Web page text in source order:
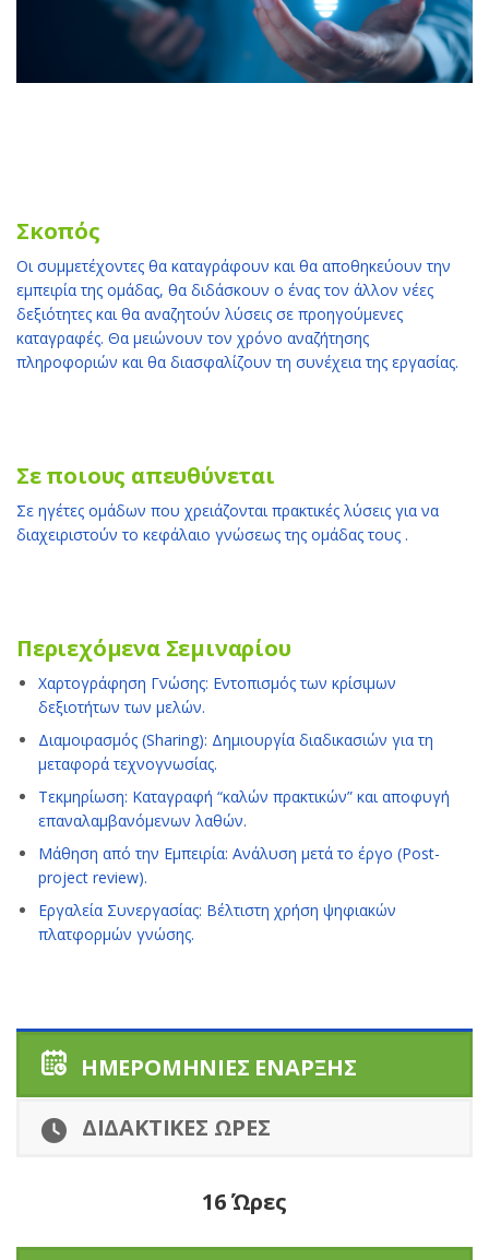
Σκοπός
Οι συμμετέχοντες θα καταγράφουν και θα αποθηκεύουν την
εμπειρία της ομάδας, θα διδάσκουν ο ένας τον άλλον νέες
δεξιότητες και θα αναζητούν λύσεις σε προηγούμενες
καταγραφές. Θα μειώνουν τον χρόνο αναζήτησης
πληροφοριών και θα διασφαλίζουν τη συνέχεια της εργασίας.
Σε ποιους απευθύνεται
Σε ηγέτες ομάδων που χρειάζονται πρακτικές λύσεις για να
διαχειριστούν το κεφάλαιο γνώσεως της ομάδας τους .
Περιεχόμενα Σεμιναρίου
Χαρτογράφηση Γνώσης: Εντοπισμός των κρίσιμων
δεξιοτήτων των μελών.
Διαμοιρασμός (Sharing): Δημιουργία διαδικασιών για τη
μεταφορά τεχνογνωσίας.
Τεκμηρίωση: Καταγραφή “καλών πρακτικών” και αποφυγή
επαναλαμβανόμενων λαθών.
Μάθηση από την Εμπειρία: Ανάλυση μετά το έργο (Post-
project review).
Εργαλεία Συνεργασίας: Βέλτιστη χρήση ψηφιακών
πλατφορμών γνώσης.
ΗΜΕΡΟΜΗΝΙΕΣ ΕΝΑΡΞΗΣ
ΔΙΔΑΚΤΙΚΕΣ ΩΡΕΣ
16 Ώρες